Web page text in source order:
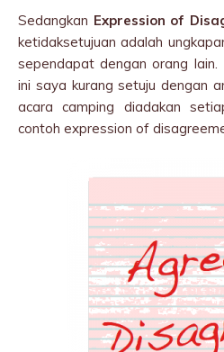
Sedangkan Expression of
ketidaksetujuan adalah
sependapat dengan orang lain.
ini saya kurang setuju dengan
acara camping diadakan
contoh expression of